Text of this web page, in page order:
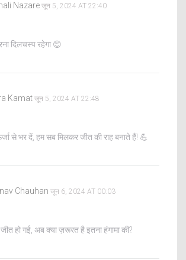
Nazare जून 5, 2024 AT 22:40
दिलचस्प रहेगा 😊
Kamat जून 5, 2024 AT 22:48
से भर दें, हम सब मिलकर जीत की राह बनाते हैं! 💪
Chauhan जून 6, 2024 AT 00:03
हो गई, अब क्या ज़रूरत है इतना हंगामा की?